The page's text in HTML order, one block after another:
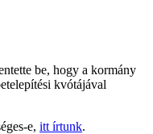
be, hogy a kormány
kvótájával
e, itt írtunk.